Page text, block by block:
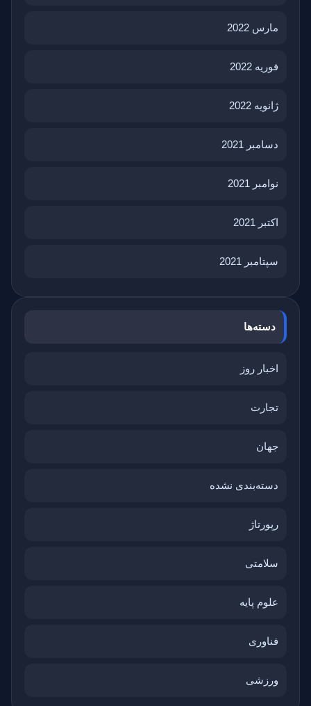
مارس 2022
فوریه 2022
ژانویه 2022
دسامبر 2021
نوامبر 2021
اکتبر 2021
سپتامبر 2021
دسته‌ها
اخبار روز
تجارت
جهان
دسته‌بندی نشده
رپورتاژ
سلامتی
علوم پایه
فناوری
ورزشی